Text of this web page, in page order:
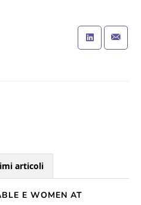
articoli
E WOMEN AT